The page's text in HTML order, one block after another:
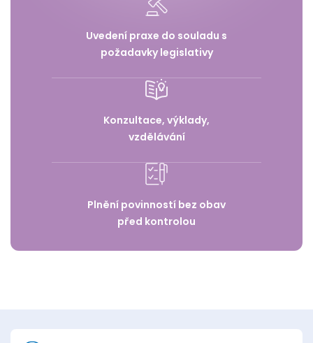
Uvedení praxe do souladu s
požadavky legislativy
Konzultace, výklady,
vzdělávání
Plnění povinností bez obav
před kontrolou